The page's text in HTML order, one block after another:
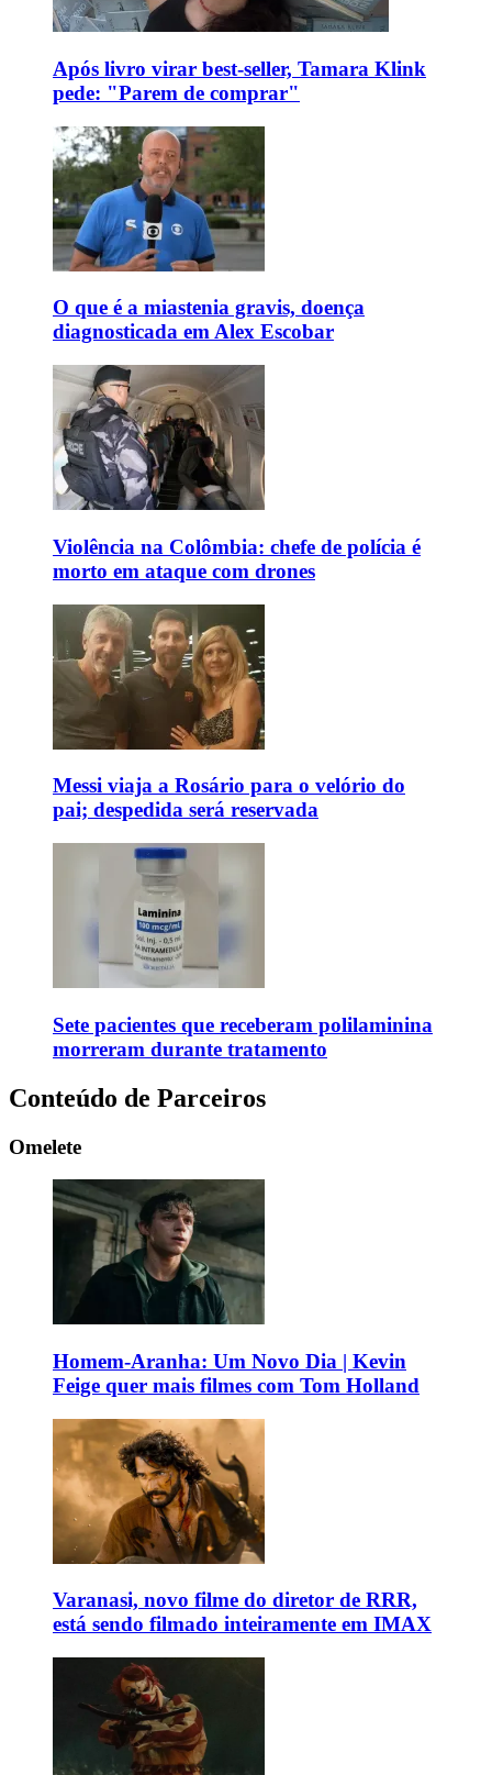
Após livro virar best-seller, Tamara Klink
pede: "Parem de comprar"
O que é a miastenia gravis, doença
diagnosticada em Alex Escobar
Violência na Colômbia: chefe de polícia é
morto em ataque com drones
Messi viaja a Rosário para o velório do
pai; despedida será reservada
Sete pacientes que receberam polilaminina
morreram durante tratamento
Conteúdo de Parceiros
Omelete
Homem-Aranha: Um Novo Dia | Kevin
Feige quer mais filmes com Tom Holland
Varanasi, novo filme do diretor de RRR,
está sendo filmado inteiramente em IMAX